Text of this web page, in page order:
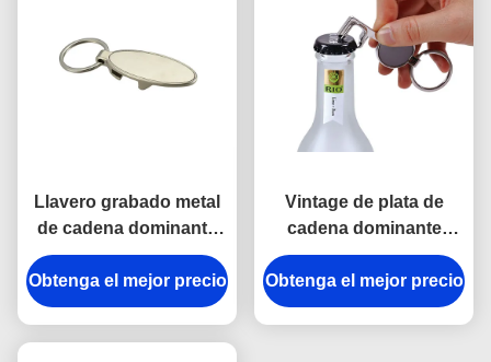
Llavero grabado metal
de cadena dominante
personalizado elipse de
la aleación del cinc del
abrebotellas
Obtenga el mejor precio
Vintage de plata de
cadena dominante
personalizado forma
dominante del
abrebotellas del metal
Obtenga el mejor precio